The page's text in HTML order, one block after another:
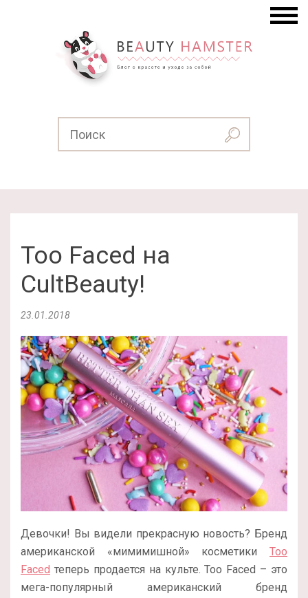
Too Faced на
CultBeauty!
23.01.2018
Девочки! Вы видели прекрасную новость? Бренд
американской «мимимишной» косметики Too
Faced теперь продается на культе. Too Faced – это
мега-популярный американский бренд